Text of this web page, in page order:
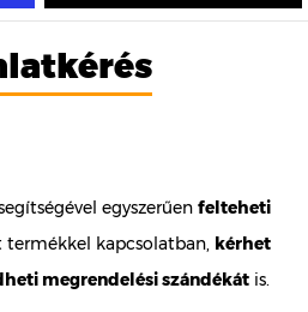
egyszerűen felteheti
kapcsolatban, kérhet
megrendelési szándékátis.